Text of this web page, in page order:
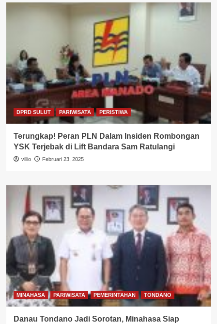
DPRD SULUT PARIWISATA PERISTIWA
Terungkap! Peran PLN Dalam Insiden Rombongan
YSK Terjebak di Lift Bandara Sam Ratulangi
villio Februari 23, 2025
MINAHASA PARIWISATA PEMERINTAHAN TONDANO
Danau Tondano Jadi Sorotan, Minahasa Siap